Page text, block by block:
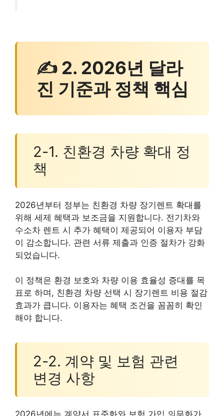
✍ 2. 2026년 달라
진 기준과 정책 핵심
2-1. 친환경 차량 확대 정
책
2026년부터 정부는 친환경 차량 장기렌트 확대를
위해 세제 혜택과 보조금을 지원합니다. 전기차와
수소차 렌트 시 추가 혜택이 제공되어 이용자 부담
이 감소합니다. 관련 서류 제출과 인증 절차가 강화
되었습니다.
이 정책은 환경 보호와 차량 이용 효율성 증대를 목
표로 하며, 친환경 차량 선택 시 장기렌트 비용 절감
효과가 큽니다. 이용자는 혜택 조건을 꼼꼼히 확인
해야 합니다.
2-2. 계약 및 보험 관련
변경 사항
2026년에는 계약서 표준화와 보험 가입 의무화가